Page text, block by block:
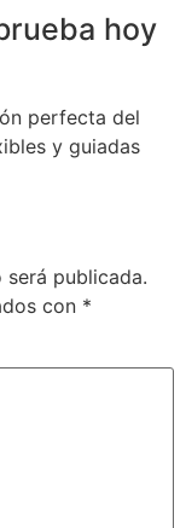
hoy
perfecta del
y guiadas
publicada.
con *